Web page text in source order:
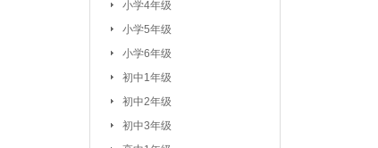
小学4年级
小学5年级
小学6年级
初中1年级
初中2年级
初中3年级